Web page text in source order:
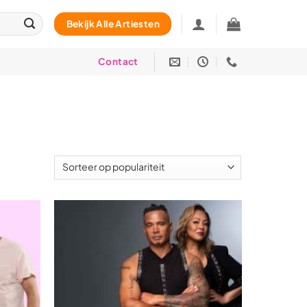
Bekijk Alle Artiesten
Contact